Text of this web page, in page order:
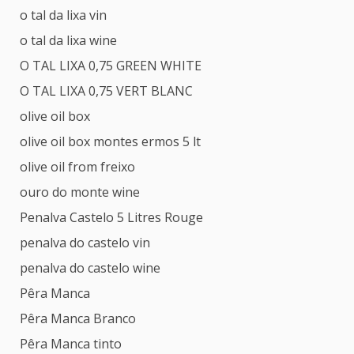
o tal da lixa vin
o tal da lixa wine
O TAL LIXA 0,75 GREEN WHITE
O TAL LIXA 0,75 VERT BLANC
olive oil box
olive oil box montes ermos 5 lt
olive oil from freixo
ouro do monte wine
Penalva Castelo 5 Litres Rouge
penalva do castelo vin
penalva do castelo wine
Pêra Manca
Pêra Manca Branco
Pêra Manca tinto